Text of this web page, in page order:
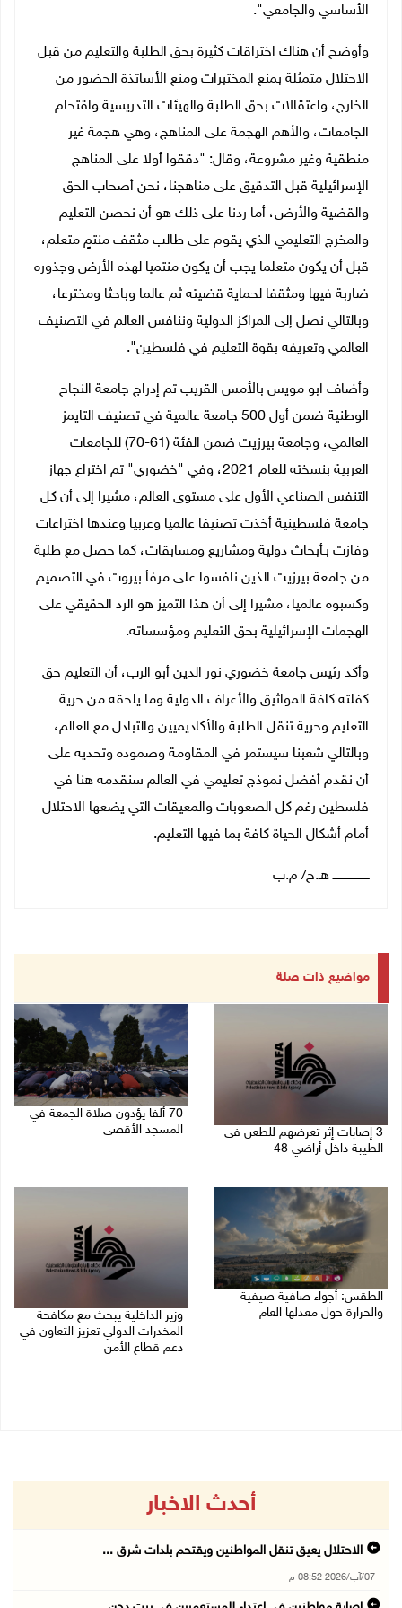
الأساسي والجامعي".
وأوضح أن هناك اختراقات كثيرة بحق الطلبة والتعليم من قبل
الاحتلال متمثلة بمنع المختبرات ومنع الأساتذة الحضور من
الخارج، واعتقالات بحق الطلبة والهيئات التدريسية واقتحام
الجامعات، والأهم الهجمة على المناهج، وهي هجمة غير
منطقية وغير مشروعة، وقال: "دققوا أولا على المناهج
الإسرائيلية قبل التدقيق على مناهجنا، نحن أصحاب الحق
والقضية والأرض، أما ردنا على ذلك هو أن نحصن التعليم
والمخرج التعليمي الذي يقوم على طالب مثقف منتمٍ متعلم،
قبل أن يكون متعلما يجب أن يكون منتميا لهذه الأرض وجذوره
ضاربة فيها ومثقفا لحماية قضيته ثم عالما وباحثا ومخترعا،
وبالتالي نصل إلى المراكز الدولية وننافس العالم في التصنيف
العالمي وتعريفه بقوة التعليم في فلسطين".
وأضاف ابو مويس بالأمس القريب تم إدراج جامعة النجاح
الوطنية ضمن أول 500 جامعة عالمية في تصنيف التايمز
العالمي، وجامعة بيرزيت ضمن الفئة (61-70) للجامعات
العربية بنسخته للعام 2021، وفي "خضوري" تم اختراع جهاز
التنفس الصناعي الأول على مستوى العالم، مشيرا إلى أن كل
جامعة فلسطينية أخذت تصنيفا عالميا وعربيا وعندها اختراعات
وفازت بـأبحاث دولية ومشاريع ومسابقات، كما حصل مع طلبة
من جامعة بيرزيت الذين نافسوا على مرفأ بيروت في التصميم
وكسبوه عالميا، مشيرا إلى أن هذا التميز هو الرد الحقيقي على
الهجمات الإسرائيلية بحق التعليم ومؤسساته.
وأكد رئيس جامعة خضوري نور الدين أبو الرب، أن التعليم حق
كفلته كافة المواثيق والأعراف الدولية وما يلحقه من حرية
التعليم وحرية تنقل الطلبة والأكاديميين والتبادل مع العالم،
وبالتالي شعبنا سيستمر في المقاومة وصموده وتحديه على
أن نقدم أفضل نموذج تعليمي في العالم سنقدمه هنا في
فلسطين رغم كل الصعوبات والمعيقات التي يضعها الاحتلال
أمام أشكال الحياة كافة بما فيها التعليم.
ــــــــــــــــــــ هـ.ح/ م.ب
مواضيع ذات صلة
3 إصابات إثر تعرضهم للطعن في
الطيبة داخل أراضي 48
70 ألفا يؤدون صلاة الجمعة في
المسجد الأقصى
الطقس: أجواء صافية صيفية
والحرارة حول معدلها العام
وزير الداخلية يبحث مع مكافحة
المخدرات الدولي تعزيز التعاون في
دعم قطاع الأمن
أحدث الاخبار
الاحتلال يعيق تنقل المواطنين ويقتحم بلدات شرق ...
07/آب/2026 08:52 م